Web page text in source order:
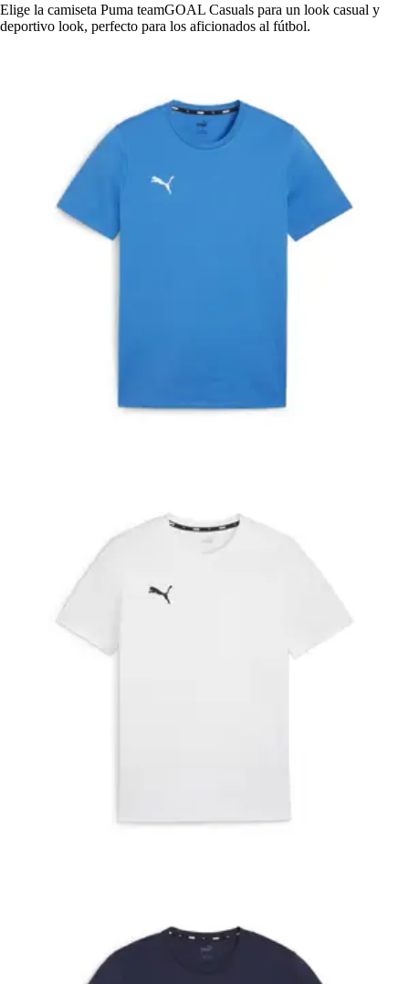
Elige la camiseta Puma teamGOAL Casuals para un look casual y
deportivo look, perfecto para los aficionados al fútbol.